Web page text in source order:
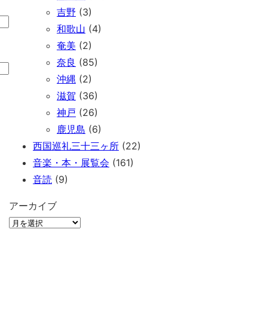
吉野 (3)
和歌山 (4)
奄美 (2)
奈良 (85)
沖縄 (2)
滋賀 (36)
神戸 (26)
鹿児島 (6)
西国巡礼三十三ヶ所 (22)
音楽・本・展覧会 (161)
音読 (9)
アーカイブ